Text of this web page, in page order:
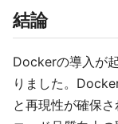
結論
Dockerの導入が
りました。
と再現性が確保